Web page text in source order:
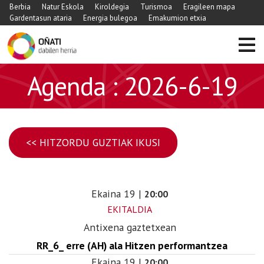
Berbia Natur Eskola Kiroldegia Turismoa
Eragileen mapa
Gardentasun ataria
Energia bulegoa Emakumion etxia
Agenda : 2026-6-19
<< HITZORDU GUZTIAK IKUSI
Ekaina 19 | 20:00
EKITALDIA
Antixena gaztetxean
RR_6_ erre (AH) ala Hitzen performantzea